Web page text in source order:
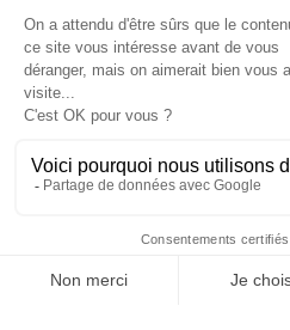
votre prix :
Suivez-nous sur les réseaux